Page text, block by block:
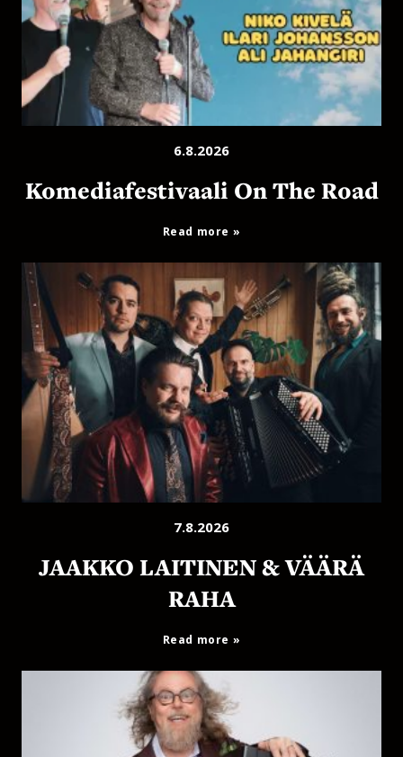
6.8.2026
Komediafestivaali On The Road
Read more
7.8.2026
JAAKKO LAITINEN & VÄÄRÄ
RAHA
Read more